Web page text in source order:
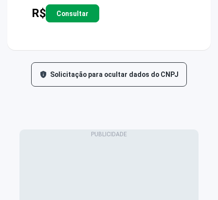
R$ Consultar
Solicitação para ocultar dados do CNPJ